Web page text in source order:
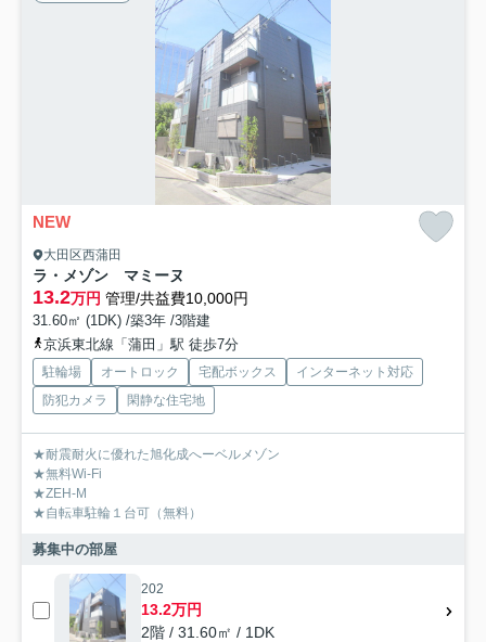
NEW
大田区西蒲田
ラ・メゾン マミーヌ
13.2万円 管理/共益費10,000円
31.60㎡ (1DK) /築3年 /3階建
京浜東北線「蒲田」駅 徒歩7分
駐輪場 オートロック 宅配ボックス
インターネット対応
防犯カメラ
閑静な住宅地
★耐震耐火に優れた旭化成へーベルメゾン
★無料Wi-Fi
★ZEH-M
★自転車駐輪１台可（無料）
募集中の部屋
202
13.2万円
2階 / 31.60㎡ / 1DK